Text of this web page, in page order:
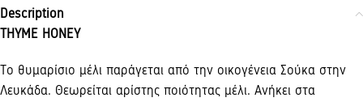
Description
THYME HONEY
Το θυμαρίσιο μέλι παράγεται από την οικογένεια Σούκα στην
Λευκάδα. Θεωρείται αρίστης ποιότητας μέλι. Aνήκει στα